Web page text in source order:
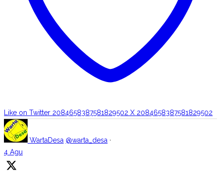
Like on Twitter 2084658387581829502 X 2084658387581829502
WartaDesa @warta_desa ·
4 Agu